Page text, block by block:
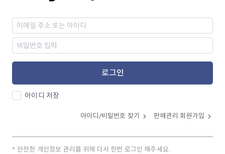
로그인
아이디 저장
아이디/비밀번호 찾기 판매관리 회원가입
안전한 개인정보 관리를 위해 다시 한번 로그인 해주세요.